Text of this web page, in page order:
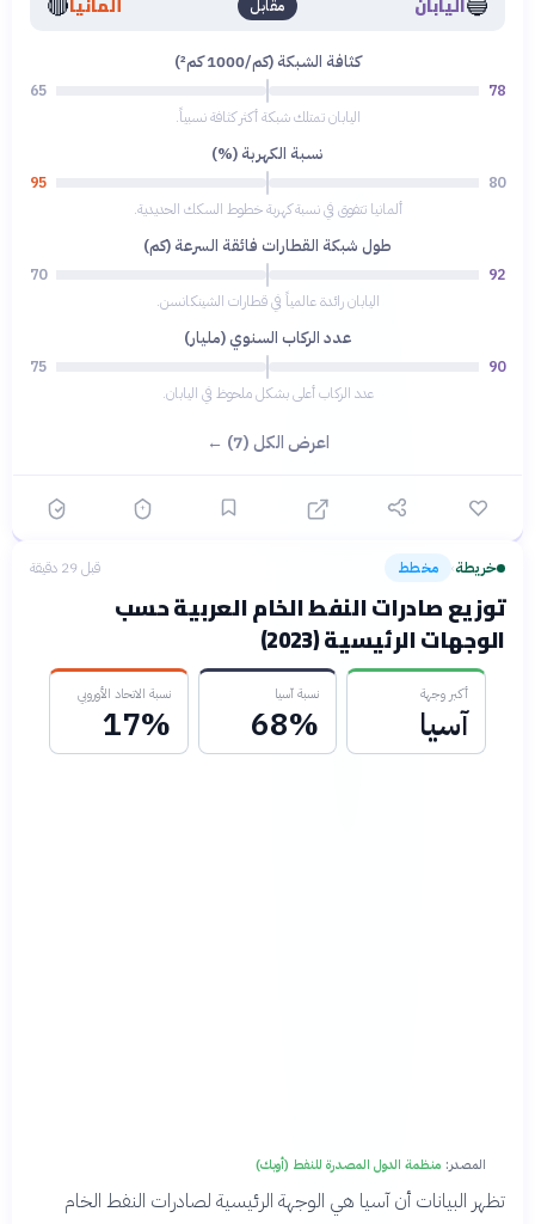
مقابل
كثافة الشبكة (كم/1000 كم²)
78
65
اليابان تمتلك شبكة أكثر كثافة نسبياً.
نسبة الكهربة (%)
80
95
ألمانيا تتفوق في نسبة كهربة خطوط السكك الحديدية.
طول شبكة القطارات فائقة السرعة (كم)
92
70
اليابان رائدة عالمياً في قطارات الشينكانسن.
عدد الركاب السنوي (مليار)
90
75
عدد الركاب أعلى بشكل ملحوظ في اليابان.
اعرض الكل (7) ←
خريطة› مخطط قبل 29 دقيقة
توزيع صادرات النفط الخام العربية حسب
الوجهات الرئيسية (2023)
أكبر وجهة
آسيا
نسبة آسيا
68%
نسبة الاتحاد الأوروبي
17%
المصدر: منظمة الدول المصدرة للنفط (أوبك)
تظهر البيانات أن آسيا هي الوجهة الرئيسية لصادرات النفط الخام